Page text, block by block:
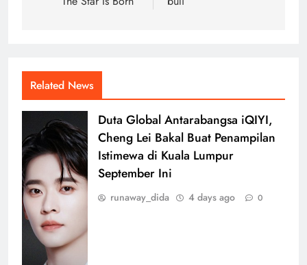
Related News
Duta Global Antarabangsa iQIYI,
Cheng Lei Bakal Buat Penampilan
Istimewa di Kuala Lumpur
September Ini
runaway_dida 4 days ago 0